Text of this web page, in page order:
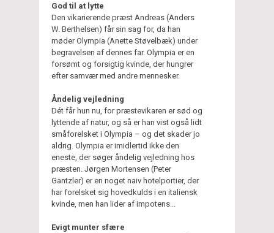
God til at lytte
Den vikarierende præst Andreas (Anders
W. Berthelsen) får sin sag for, da han
møder Olympia (Anette Støvelbæk) under
begravelsen af dennes far. Olympia er en
forsømt og forsigtig kvinde, der hungrer
efter samvær med andre mennesker.
Åndelig vejledning
Dét får hun nu, for præstevikaren er sød og
lyttende af natur, og så er han vist også lidt
småforelsket i Olympia – og det skader jo
aldrig. Olympia er imidlertid ikke den
eneste, der søger åndelig vejledning hos
præsten. Jørgen Mortensen (Peter
Gantzler) er en noget naiv hotelportier, der
har forelsket sig hovedkulds i en italiensk
kvinde, men han lider af impotens...
Evigt munter sfære